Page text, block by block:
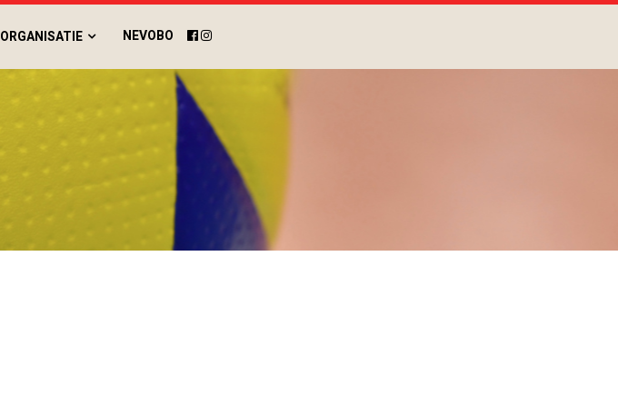
ORGANISATIE NEVOBO